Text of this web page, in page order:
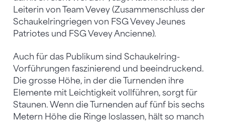
Leiterin von Team Vevey (Zusammenschluss der
Schaukelringriegen von FSG Vevey Jeunes
Patriotes und FSG Vevey Ancienne).
Auch für das Publikum sind Schaukelring-
Vorführungen faszinierend und beeindruckend.
Die grosse Höhe, in der die Turnenden ihre
Elemente mit Leichtigkeit vollführen, sorgt für
Staunen. Wenn die Turnenden auf fünf bis sechs
Metern Höhe die Ringe loslassen, hält so manch